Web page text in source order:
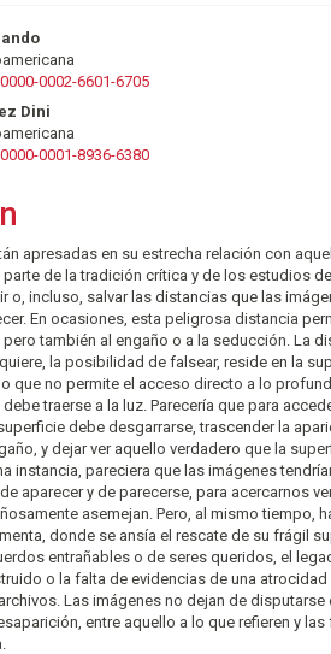
0002-6601-6705
Dini
0001-8936-6380
apresadas en su estrecha relación con
parte de la tradición crítica y de los estudios
o, incluso, salvar las distancias que las
En ocasiones, esta peligrosa distancia
también al engaño o a la seducción. La
la posibilidad de falsear, reside en la
que no permite el acceso directo a lo
traerse a la luz. Parecería que para
debe desgarrarse, trascender la
y dejar ver aquello verdadero que la
instancia, pareciera que las imágenes
aparecer y de parecerse, para acercarnos
asemejan. Pero, al mismo tiempo,
donde se ansía el rescate de su frágil
entrañables o de seres queridos, el
o la falta de evidencias de una
Las imágenes no dejan de disputarse
entre aquello a lo que refieren y